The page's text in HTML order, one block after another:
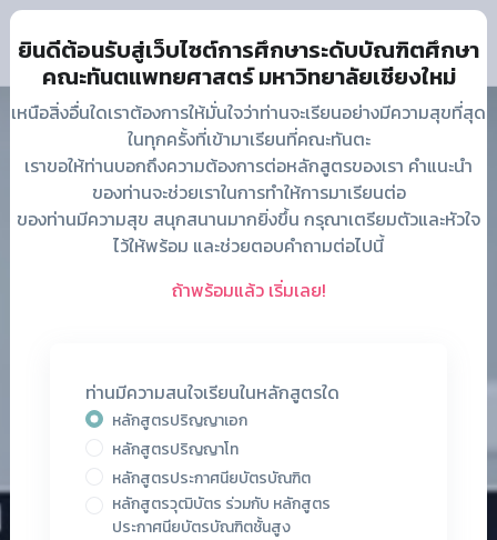
ยินดีต้อนรับสู่เว็บไซต์การศึกษาระดับบัณฑิตศึกษา
คณะทันตแพทยศาสตร์ มหาวิทยาลัยเชียงใหม่
เหนือสิ่งอื่นใดเราต้องการให้มั่นใจว่าท่านจะเรียนอย่างมีความสุขที่สุด
ในทุกครั้งที่เข้ามาเรียนที่คณะทันตะ
เราขอให้ท่านบอกถึงความต้องการต่อหลักสูตรของเรา คำแนะนำ
ของท่านจะช่วยเราในการทำให้การมาเรียนต่อ
ของท่านมีความสุข สนุกสนานมากยิ่งขึ้น กรุณาเตรียมตัวและหัวใจ
ไว้ให้พร้อม และช่วยตอบคำถามต่อไปนี้
ถ้าพร้อมแล้ว เริ่มเลย!
ท่านมีความสนใจเรียนในหลักสูตรใด
หลักสูตรปริญญาเอก
หลักสูตรปริญญาโท
หลักสูตรประกาศนียบัตรบัณฑิต
หลักสูตรวุฒิบัตร ร่วมกับ หลักสูตร
ประกาศนียบัตรบัณฑิตชั้นสูง